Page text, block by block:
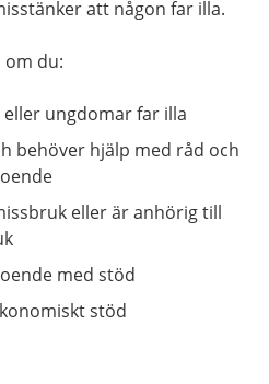
att någon far illa.
om du:
ungdomar far illa
behöver hjälp med råd och
eller är anhörig till
med stöd
stöd